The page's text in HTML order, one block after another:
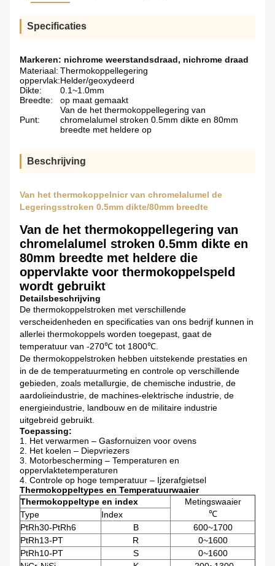
Specificaties
Markeren: nichrome weerstandsdraad, nichrome draad
Materiaal: Thermokoppellegering
oppervlak:Helder/geoxydeerd
Dikte:
0.1~1.0mm
Breedte:
op maat gemaakt
Punt:
Van de het thermokoppellegering van
chromelalumel stroken 0.5mm dikte en 80mm
breedte met heldere op
Beschrijving
Van het thermokoppelnicr van chromelalumel de
Legeringsstroken 0.5mm dikte/80mm breedte
Van de het thermokoppellegering van
chromelalumel stroken 0.5mm dikte en
80mm breedte met heldere die
oppervlakte voor thermokoppelspeld
wordt gebruikt
Detailsbeschrijving
De thermokoppelstroken met verschillende
verscheidenheden en specificaties van ons bedrijf kunnen in
allerlei thermokoppels worden toegepast, gaat de
temperatuur van -270℃ tot 1800℃.
De thermokoppelstroken hebben uitstekende prestaties en
in de de temperatuurmeting en controle op verschillende
gebieden, zoals metallurgie, de chemische industrie, de
aardolieindustrie, de machines-elektrische industrie, de
energieindustrie, landbouw en de militaire industrie
uitgebreid gebruikt.
Toepassing:
1. Het verwarmen – Gasfornuizen voor ovens
2. Het koelen – Diepvriezers
3. Motorbescherming – Temperaturen en
oppervlaktetemperaturen
4. Controle op hoge temperatuur – Ijzerafgietsel
Thermokoppeltypes en Temperatuurwaaier
Thermokoppeltype en index
Metingswaaier
℃
Type
Index
PtRh30-PtRh6
B
600~1700
PtRh13-PT
R
0~1600
PtRh10-PT
S
0~1600